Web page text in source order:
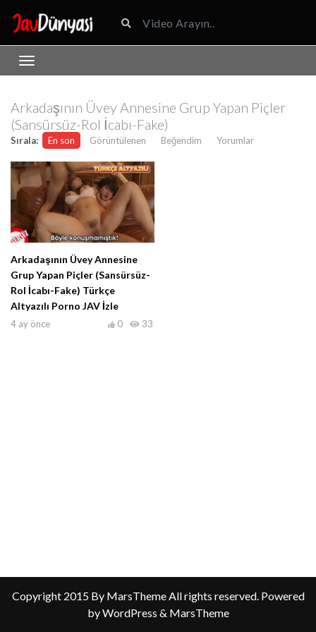
Arkadaşının Üvey Annesine Grup Yapan Piçler
(Sansürsüz-Rol İcabı-Fake)
Sırala: En son Görüntülenen Beğendim Yorumlar
Arkadaşının Üvey Annesine
Grup Yapan Piçler (Sansürsüz-
Rol İcabı-Fake) Türkçe
Altyazılı Porno JAV İzle
4 ay önce 33
0
Copyright 2015 By MarsTheme All rights reserved. Powered
by WordPress & MarsTheme